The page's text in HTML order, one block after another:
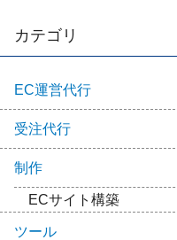
カテゴリ
EC運営代行
受注代行
制作
ECサイト構築
ツール